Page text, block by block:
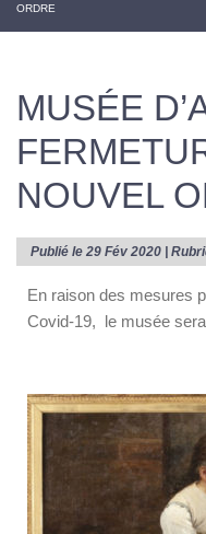
ORDRE
MUSÉE
NOUVEL
Publié le 29 Fév 2020 |
En raison des mesures
Covid-19, le musée